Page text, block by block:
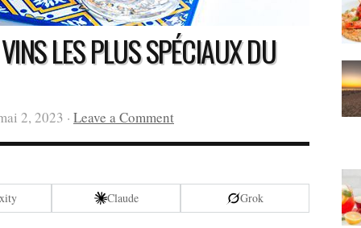
LES PLUS SPÉCIAUX DU
2, 2023 · Leave a Comment
Claude Grok